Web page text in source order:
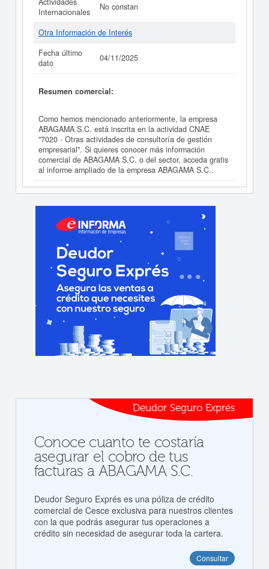
Internacionales
No constan
Otra Información de Interés
Fecha último
dato
04/11/2025
Resumen comercial:
Como hemos mencionado anteriormente, la empresa
ABAGAMA S.C. está inscrita en la actividad CNAE
"7020 - Otras actividades de consultoría de gestión
empresarial". Si quieres conocer más información
comercial de ABAGAMA S.C. o del sector, acceda gratis
al informe ampliado de la empresa ABAGAMA S.C..
Deudor Seguro Exprés
Conoce cuanto te costaría
asegurar el cobro de tus
facturas a ABAGAMA S.C.
Deudor Seguro Exprés es una póliza de crédito
comercial de Cesce exclusiva para nuestros clientes
con la que podrás asegurar tus operaciones a
crédito sin necesidad de asegurar toda la cartera.
Consultar